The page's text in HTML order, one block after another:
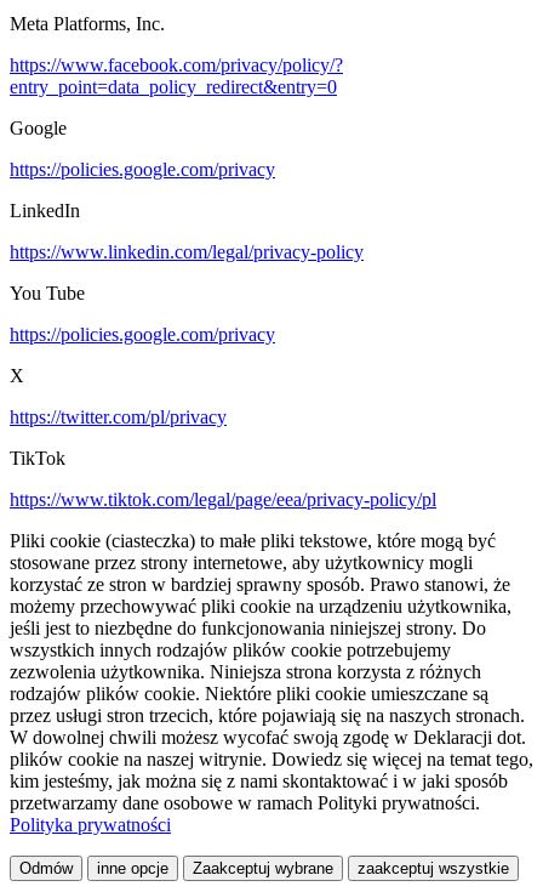
Meta Platforms, Inc.
https://www.facebook.com/privacy/policy/?
entry_point=data_policy_redirect&entry=0
Google
https://policies.google.com/privacy
LinkedIn
https://www.linkedin.com/legal/privacy-policy
You Tube
https://policies.google.com/privacy
X
https://twitter.com/pl/privacy
TikTok
https://www.tiktok.com/legal/page/eea/privacy-policy/pl
Pliki cookie (ciasteczka) to małe pliki tekstowe, które mogą być
stosowane przez strony internetowe, aby użytkownicy mogli
korzystać ze stron w bardziej sprawny sposób. Prawo stanowi, że
możemy przechowywać pliki cookie na urządzeniu użytkownika,
jeśli jest to niezbędne do funkcjonowania niniejszej strony. Do
wszystkich innych rodzajów plików cookie potrzebujemy
zezwolenia użytkownika. Niniejsza strona korzysta z różnych
rodzajów plików cookie. Niektóre pliki cookie umieszczane są
przez usługi stron trzecich, które pojawiają się na naszych stronach.
W dowolnej chwili możesz wycofać swoją zgodę w Deklaracji dot.
plików cookie na naszej witrynie. Dowiedz się więcej na temat tego,
kim jesteśmy, jak można się z nami skontaktować i w jaki sposób
przetwarzamy dane osobowe w ramach Polityki prywatności.
Polityka prywatności
Odmów inne opcje Zaakceptuj wybrane zaakceptuj wszystkie